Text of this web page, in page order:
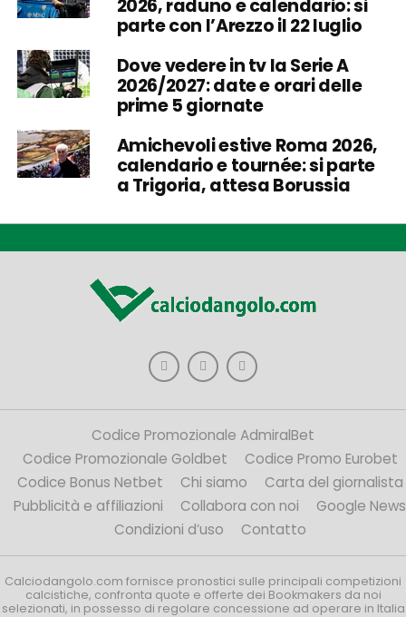
2026, raduno e calendario: si
parte con l’Arezzo il 22 luglio
Dove vedere in tv la Serie A
2026/2027: date e orari delle
prime 5 giornate
Amichevoli estive Roma 2026,
calendario e tournée: si parte
a Trigoria, attesa Borussia
Codice Promozionale AdmiralBet
Codice Promozionale Goldbet
Codice Promo Eurobet
Codice Bonus Netbet
Chi siamo
Carta del giornalista
Pubblicità e affiliazioni
Collabora con noi
Google News
Condizioni d’uso
Contatto
Calciodangolo.com fornisce pronostici sulle principali competizioni
calcistiche, confronta quote e offerte dei Bookmakers da noi
selezionati, in possesso di regolare concessione ad operare in Italia